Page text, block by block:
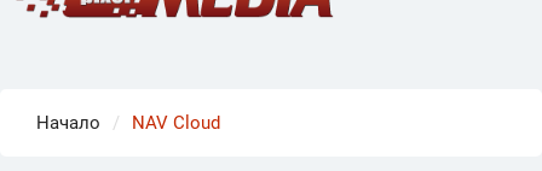
Начало NAV Cloud